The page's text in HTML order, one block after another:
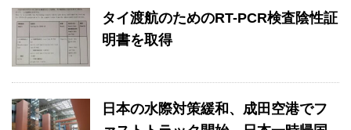
タイ渡航のためのRT-PCR検査陰性証
明書を取得
日本の水際対策緩和、成田空港でフ